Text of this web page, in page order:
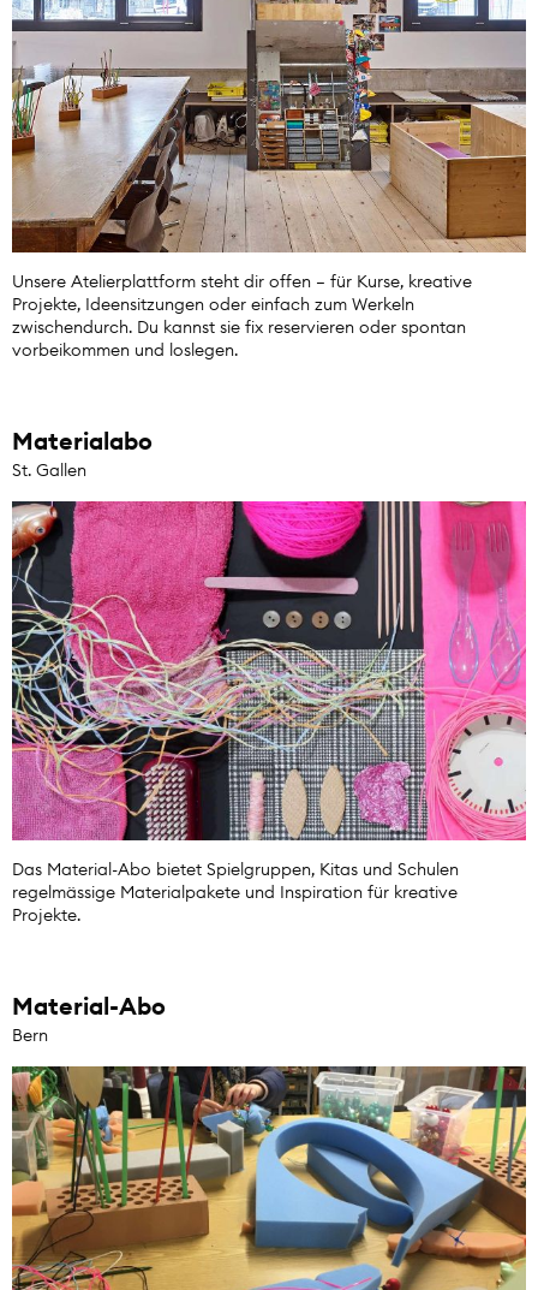
Unsere Atelierplattform steht dir offen – für Kurse, kreative
Projekte, Ideensitzungen oder einfach zum Werkeln
zwischendurch. Du kannst sie fix reservieren oder spontan
vorbeikommen und loslegen.
Materialabo
St. Gallen
Das Material-Abo bietet Spielgruppen, Kitas und Schulen
regelmässige Materialpakete und Inspiration für kreative
Projekte.
Material-Abo
Bern